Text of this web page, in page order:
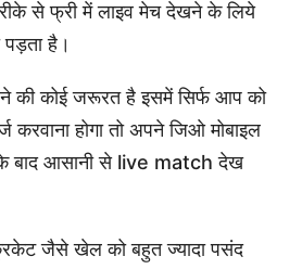
से फ्री में लाइव मेच देखने के लिये
पड़ता है।
की कोई जरूरत है इसमें सिर्फ आप को
करवाना होगा तो अपने जिओ मोबाइल
के बाद आसानी से live match देख
जैसे खेल को बहुत ज्यादा पसंद